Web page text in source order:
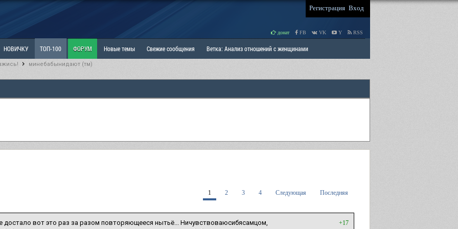
Регистрация Вход
донат FB VK Y RSS
НОВИЧКУ ТОП-100 ФОРУМ Новые темы Свежие сообщения Ветка: Анализ отношений с женщинами
Наболевшее. Выскажись! РАЗДЕЛ: Мы и Женщины
минебабынидают (тм)
1 2 3 4 Следующая Последняя
+17
достало вот это раз за разом повторяющееся нытьё... Ничувствоваюсибясамцом,